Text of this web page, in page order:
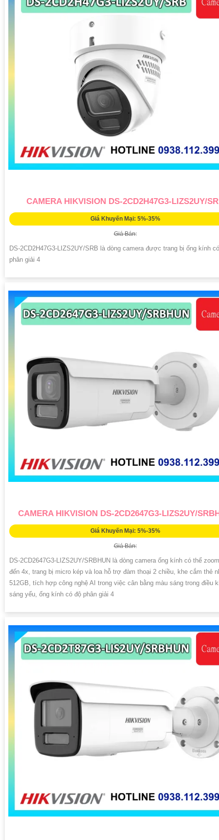
CAMERA HIKVISION DS-2CD2H47G3-LIZS2UY/
Giá Khuyến Mại: 5%-35%
Giá Bán:
DS-2CD2H47G3-LIZS2UY/SRB là dòng camera được trang bị ống kính
phân giải 4
CAMERA HIKVISION DS-2CD2647G3-LIZS2UY/
Giá Khuyến Mại: 5%-35%
Giá Bán:
DS-2CD2647G3-LIZS2UY/SRBHUN là dòng camera ống kính có thể
đến 4x, trang bị micro kép và loa hỗ trợ đàm thoại 2 chiều, khe cắm thẻ
512GB, tích hợp công nghệ AI trong việc cân bằng màu sáng trong điều
sáng yếu, ống kính có độ phân giải 4